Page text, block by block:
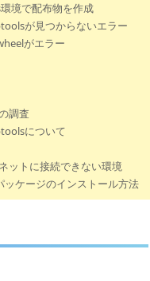
境で配布物を作成
が見つからないエラー
がエラー
調査
について
ットに接続できない環境
ッケージのインストール方法